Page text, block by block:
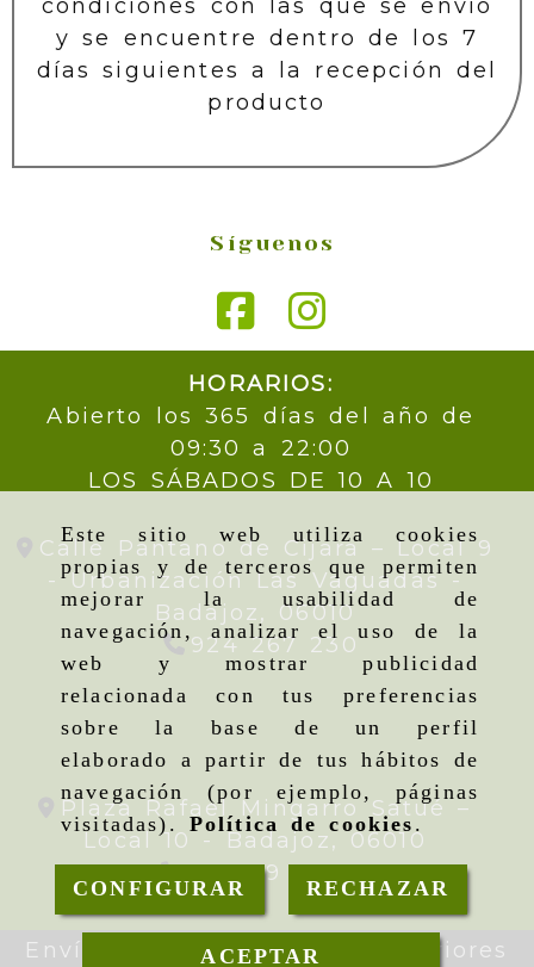
Este sitio web utiliza cookies
propias y de terceros que permiten
mejorar la usabilidad de
navegación, analizar el uso de la
web y mostrar publicidad
relacionada con tus preferencias
sobre la base de un perfil
elaborado a partir de tus hábitos de
navegación (por ejemplo, páginas
visitadas). Política de cookies .
CONFIGURAR RECHAZAR
ACEPTAR
condiciones con las que se envió
y se encuentre dentro de los 7
días siguientes a la recepción del
producto
Síguenos
HORARIOS:
Abierto los 365 días del año de
09:30 a 22:00
LOS SÁBADOS DE 10 A 10
Calle Pantano de Cijara – Local 9
- Urbanización Las Vaguadas -
Badajoz, 06010
924 267 230
Plaza Rafael Mingarro Satué –
Local 10 -
Badajoz, 06010
924 09 19 95
Envíos gratis en pedidos superiores